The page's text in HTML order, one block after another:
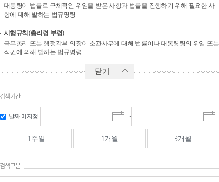
대통령이 법률로 구체적인 위임을 받은 사항과 법률을 진행하기 위해 필요한 사
항에 대해 발하는 법규명령
시행규칙(총리령 부령)
국무총리 또는 행정각부 의장이 소관사무에 대해 법률이나 대통령령의 위임 또는
직권에 의해 발하는 법규명령
닫기
검색기간
날짜 미지정
시
작
일
선
~
마
감
선
1주일 1개월 3개월
검색구분